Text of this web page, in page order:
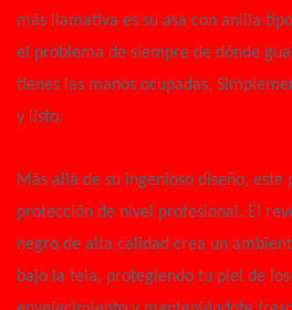
más llamativa es su asa con anilla
el problema de siempre de dónde
tienes las manos ocupadas.
y listo.
Más allá de su ingenioso diseño, este
protección de nivel profesional. El
negro de alta calidad crea un
bajo la tela, protegiendo tu piel de los